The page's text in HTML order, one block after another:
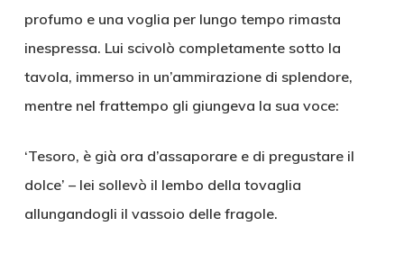
profumo e una voglia per lungo tempo rimasta
inespressa. Lui scivolò completamente sotto la
tavola, immerso in un’ammirazione di splendore,
mentre nel frattempo gli giungeva la sua voce:
‘Tesoro, è già ora d’assaporare e di pregustare il
dolce’ – lei sollevò il lembo della tovaglia
allungandogli il vassoio delle fragole.